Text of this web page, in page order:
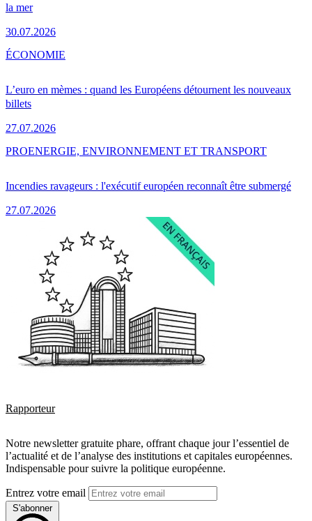
la mer
30.07.2026
L’euro en mèmes : quand les Européens détournent les nouveaux
billets
27.07.2026
ÉCONOMIE
Incendies ravageurs : l'exécutif européen reconnaît être submergé
27.07.2026
PROENERGIE, ENVIRONNEMENT ET TRANSPORT
Rapporteur
Notre newsletter gratuite phare, offrant chaque jour l’essentiel de
l’actualité et de l’analyse des institutions et capitales européennes.
Indispensable pour suivre la politique européenne.
Entrez votre email
S'abonner